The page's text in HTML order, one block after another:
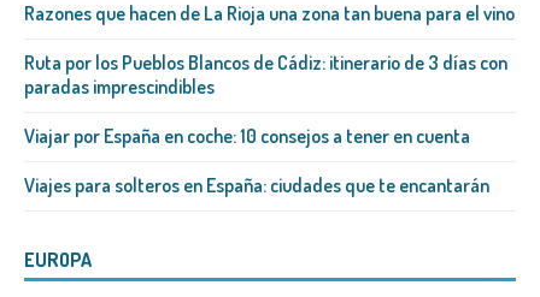
Razones que hacen de La Rioja una zona tan buena para el vino
Ruta por los Pueblos Blancos de Cádiz: itinerario de 3 días con
paradas imprescindibles
Viajar por España en coche: 10 consejos a tener en cuenta
Viajes para solteros en España: ciudades que te encantarán
EUROPA